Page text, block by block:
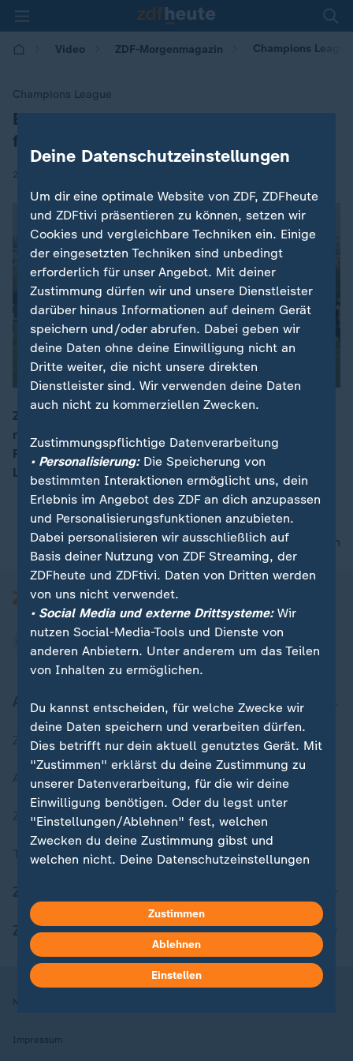
Video ZDF-Morgenmagazin Champions
Champions League
:Engels: Dortmund gegen Tottenham
favorisiert
20.01.2026 | 05:30
00:17
ZDF-Reporterin Lili Engels sieht bei Borussia Dortmund
nach dem Last-Minute-Sieg gegen St. Pauli
Rückenwind. Kann der BVB auch in den Champions
League gegen Tottenham bestehen?
nach oben
Aktuell bei ZDFheute
Zuletzt veröffentlicht
Aktuelle Sendungs-Videos
ZDFheute Stories
Themen im Überblick
ZDFheute Apps
Nutzungsbedingungen
Impressum
Deine Datenschutzeinstellungen
Um dir eine optimale Website von ZDF, ZDFheute
und ZDFtivi präsentieren zu können, setzen wir
Cookies und vergleichbare Techniken ein. Einige
der eingesetzten Techniken sind unbedingt
erforderlich für unser Angebot. Mit deiner
Zustimmung dürfen wir und unsere Dienstleister
darüber hinaus Informationen auf deinem Gerät
speichern und/oder abrufen. Dabei geben wir
deine Daten ohne deine Einwilligung nicht an
Dritte weiter, die nicht unsere direkten
Dienstleister sind. Wir verwenden deine Daten
auch nicht zu kommerziellen Zwecken.
Zustimmungspflichtige Datenverarbeitung
• Personalisierung:Die Speicherung von
bestimmten Interaktionen ermöglicht uns, dein
Erlebnis im Angebot des ZDF an dich anzupassen
und Personalisierungsfunktionen anzubieten.
Dabei personalisieren wir ausschließlich auf
Basis deiner Nutzung von ZDF Streaming, der
ZDFheute und ZDFtivi. Daten von Dritten werden
von uns nicht verwendet.
• Social Media und externe Drittsysteme:Wir
nutzen Social-Media-Tools und Dienste von
anderen Anbietern. Unter anderem um das Teilen
von Inhalten zu ermöglichen.
Du kannst entscheiden, für welche Zwecke wir
deine Daten speichern und verarbeiten dürfen.
Dies betrifft nur dein aktuell genutztes Gerät. Mit
"Zustimmen" erklärst du deine Zustimmung zu
unserer Datenverarbeitung, für die wir deine
Einwilligung benötigen. Oder du legst unter
"Einstellungen/Ablehnen" fest, welchen
Zwecken du deine Zustimmung gibst und
welchen nicht. Deine Datenschutzeinstellungen
Hier findest du das Impressum.
Weitere Informationen findest du in unserer
Datenschutzerklärung.
Zustimmen
Ablehnen
Einstellen